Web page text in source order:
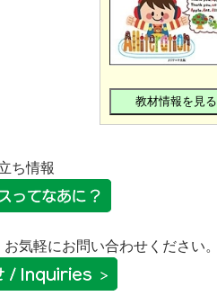
教材情報を見る
ち情報
気軽にお問い合わせください。